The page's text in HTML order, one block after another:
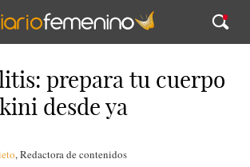
prepara tu cuerpo
desde ya
,Redactora de contenidos